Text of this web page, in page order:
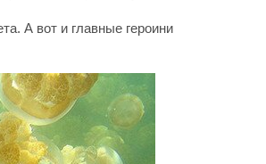
А вот и главные героини